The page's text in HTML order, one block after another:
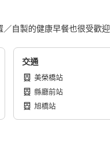
自製的健康早餐也很受歡迎
交通
美榮橋站
縣廳前站
旭橋站